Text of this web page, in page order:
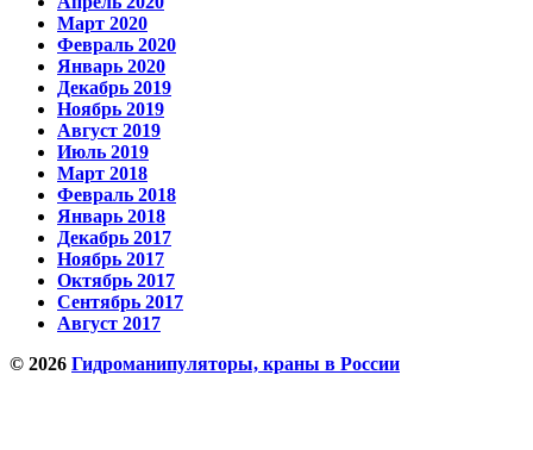
Март 2020
Февраль 2020
Январь 2020
Декабрь 2019
Ноябрь 2019
Август 2019
Июль 2019
Март 2018
Февраль 2018
Январь 2018
Декабрь 2017
Ноябрь 2017
Октябрь 2017
Сентябрь 2017
Август 2017
© 2026 Гидроманипуляторы, краны в России